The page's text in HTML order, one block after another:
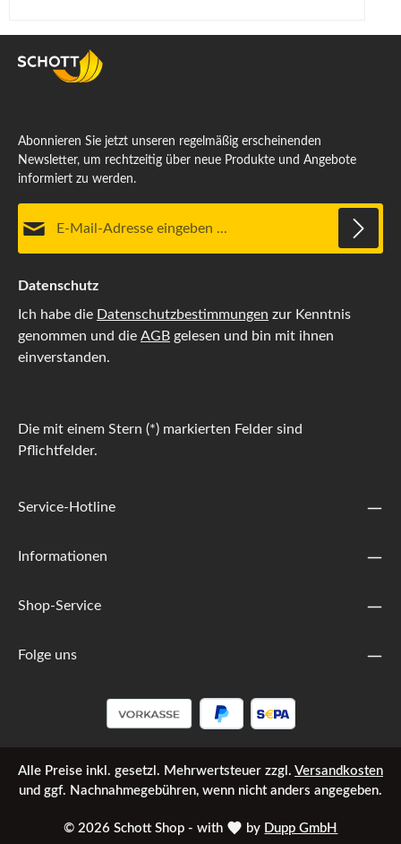
Abonnieren Sie jetzt unseren regelmäßig erscheinenden
Newsletter, um rechtzeitig über neue Produkte und Angebote
informiert zu werden.
Datenschutz
Ich habe die Datenschutzbestimmungen zur Kenntnis
genommen und die AGB gelesen und bin mit ihnen
einverstanden.
Die mit einem Stern (*) markierten Felder sind
Pflichtfelder.
Service-Hotline
Informationen
Shop-Service
Folge uns
Alle Preise inkl. gesetzl. Mehrwertsteuer zzgl. Versandkosten
und ggf. Nachnahmegebühren, wenn nicht anders angegeben.
© 2026 Schott Shop - with by Dupp GmbH